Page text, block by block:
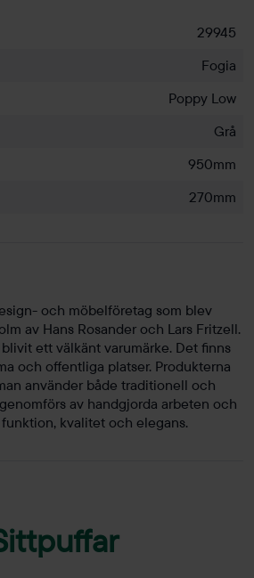
29945
Fogia
Poppy Low
Grå
950mm
270mm
och möbelföretag som blev
av Hans Rosander och Lars Fritzell.
ett välkänt varumärke. Det finns
och offentliga platser. Produkterna
använder både traditionell och
av handgjorda arbeten och
kvalitet och elegans.